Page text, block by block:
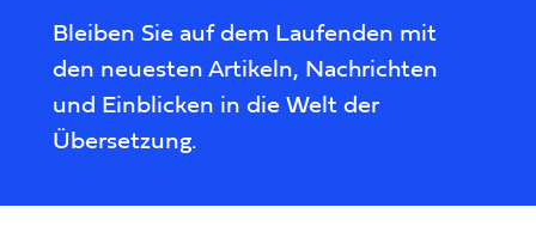
Bleiben Sie auf dem Laufenden mit
den neuesten Artikeln, Nachrichten
und Einblicken in die Welt der
Übersetzung.